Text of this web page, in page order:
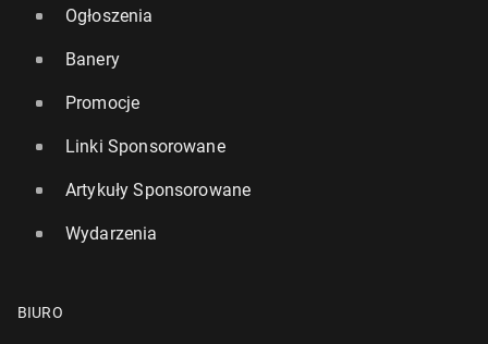
Ogłoszenia
Banery
Promocje
Linki Sponsorowane
Artykuły Sponsorowane
Wydarzenia
BIURO